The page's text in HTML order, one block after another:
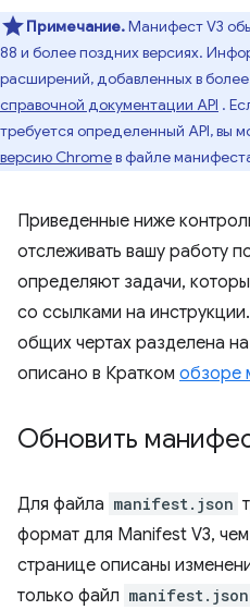
Примечание.Манифест V3
88 и более поздних версиях.
расширений, добавленных в
справочной документации API .
требуется определенный API, вы
версию Chromeв файле
Приведенные ниже
отслеживать вашу работу
определяют задачи,
со ссылками на
общих чертах разделена на
описано в Кратком обзоре
Обновить
Для файла manifest.json
формат для Manifest V3,
странице описаны
только файл manifest.json